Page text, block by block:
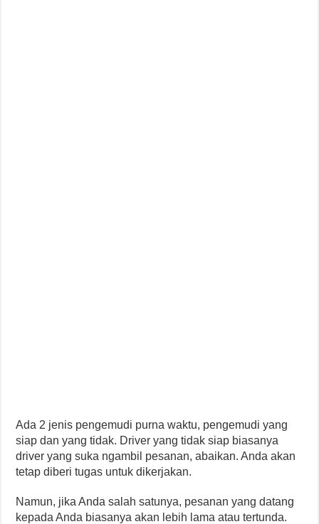
Ada 2 jenis pengemudi purna waktu, pengemudi yang
siap dan yang tidak. Driver yang tidak siap biasanya
driver yang suka ngambil pesanan, abaikan. Anda akan
tetap diberi tugas untuk dikerjakan.
Namun, jika Anda salah satunya, pesanan yang datang
kepada Anda biasanya akan lebih lama atau tertunda.